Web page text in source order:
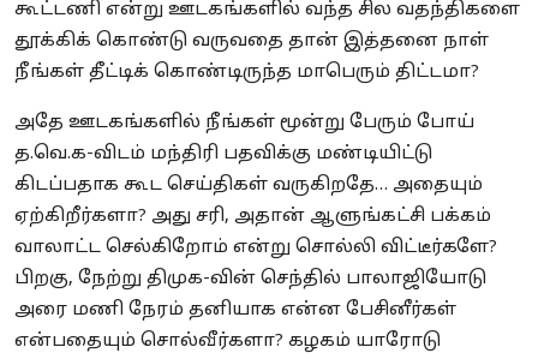
கூட்டணி என்று ஊடகங்களில் வந்த சில வதந்திகளை
தூக்கிக் கொண்டு வருவதை தான் இத்தனை நாள்
நீங்கள் தீட்டிக் கொண்டிருந்த மாபெரும் திட்டமா?
அதே ஊடகங்களில் நீங்கள் மூன்று பேரும் போய்
த.வெ.க-விடம் மந்திரி பதவிக்கு மண்டியிட்டு
கிடப்பதாக கூட செய்திகள் வருகிறதே… அதையும்
ஏற்கிறீர்களா? அது சரி, அதான் ஆளுங்கட்சி பக்கம்
வாலாட்ட செல்கிறோம் என்று சொல்லி விட்டீர்களே?
பிறகு, நேற்று திமுக-வின் செந்தில் பாலாஜியோடு
அரை மணி நேரம் தனியாக என்ன பேசினீர்கள்
என்பதையும் சொல்வீர்களா? கழகம் யாரோடு